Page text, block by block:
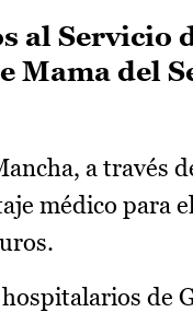
al Servicio
Mama del
a través
médico para
de